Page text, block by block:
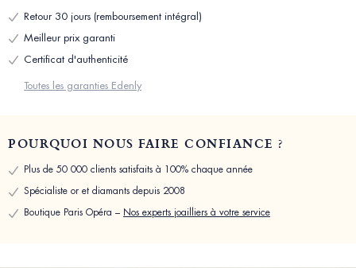
Retour 30 jours (remboursement intégral)
Meilleur prix garanti
Certificat d'authenticité
Toutes les garanties Edenly
POURQUOI NOUS FAIRE CONFIANCE ?
Plus de 50 000 clients satisfaits à 100% chaque année
Spécialiste or et diamants depuis 2008
Boutique Paris Opéra – Nos experts joailliers à votre service